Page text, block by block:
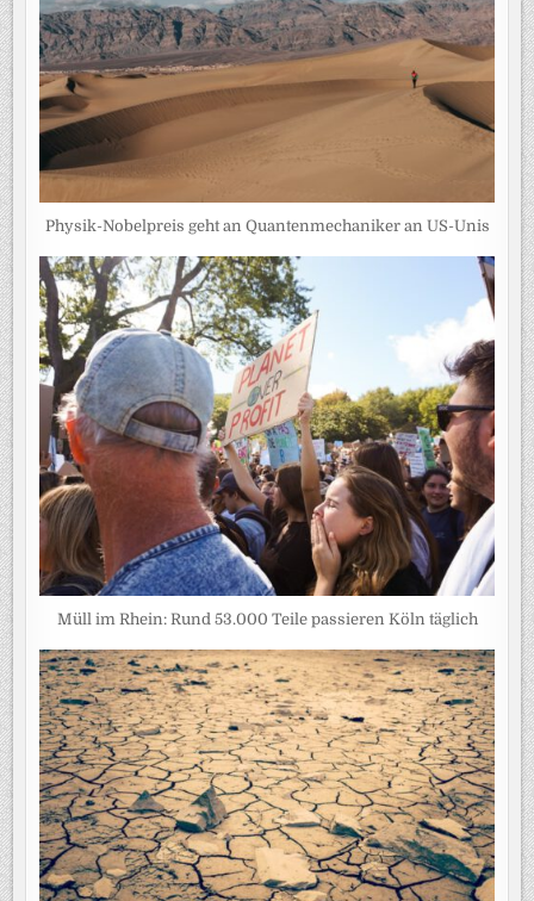
Physik-Nobelpreis geht an Quantenmechaniker an US-Unis
Müll im Rhein: Rund 53.000 Teile passieren Köln täglich